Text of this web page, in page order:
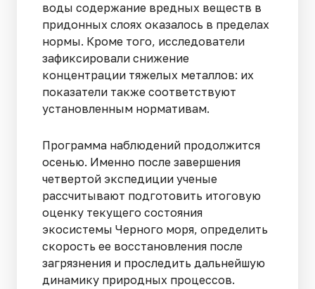
воды содержание вредных веществ в
придонных слоях оказалось в пределах
нормы. Кроме того, исследователи
зафиксировали снижение
концентрации тяжелых металлов: их
показатели также соответствуют
установленным нормативам.
Программа наблюдений продолжится
осенью. Именно после завершения
четвертой экспедиции ученые
рассчитывают подготовить итоговую
оценку текущего состояния
экосистемы Черного моря, определить
скорость ее восстановления после
загрязнения и проследить дальнейшую
динамику природных процессов.